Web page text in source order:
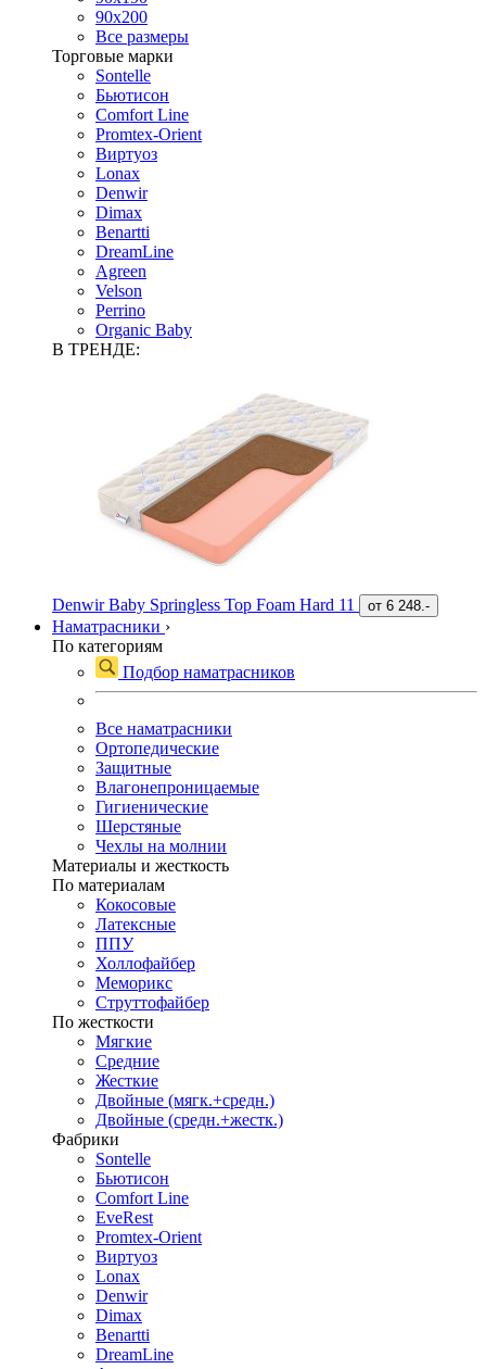
90х200
Все размеры
Торговые марки
Sontelle
Бьютисон
Comfort Line
Promtex-Orient
Виртуоз
Lonax
Denwir
Dimax
Benartti
DreamLine
Agreen
Velson
Perrino
Organic Baby
В ТРЕНДЕ:
Denwir Baby Springless Top Foam Hard 11 от 6 248.-
Наматрасники ›
По категориям
Подбор наматрасников
Все наматрасники
Ортопедические
Защитные
Влагонепроницаемые
Гигиенические
Шерстяные
Чехлы на молнии
Материалы и жесткость
По материалам
Кокосовые
Латексные
ППУ
Холлофайбер
Меморикс
Струттофайбер
По жесткости
Мягкие
Средние
Жесткие
Двойные (мягк.+средн.)
Двойные (средн.+жестк.)
Фабрики
Sontelle
Бьютисон
Comfort Line
EveRest
Promtex-Orient
Виртуоз
Lonax
Denwir
Dimax
Benartti
DreamLine